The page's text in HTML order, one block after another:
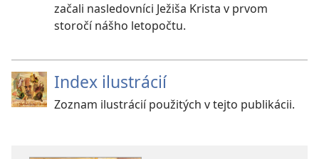
začali nasledovníci Ježiša Krista v prvom
storočí nášho letopočtu.
Index ilustrácií
Zoznam ilustrácií použitých v tejto publikácii.